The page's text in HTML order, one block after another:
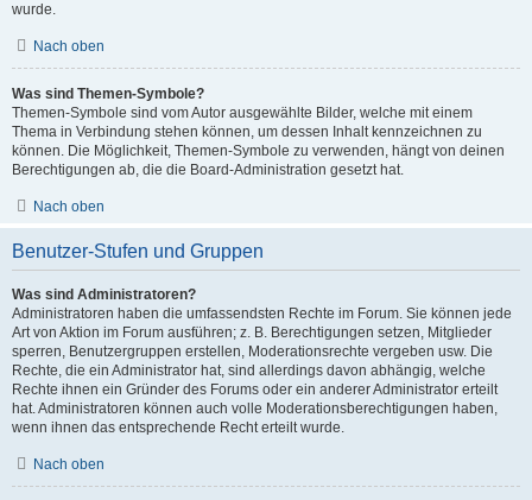
wurde.
Nach oben
Was sind Themen-Symbole?
Themen-Symbole sind vom Autor ausgewählte Bilder, welche mit einem
Thema in Verbindung stehen können, um dessen Inhalt kennzeichnen zu
können. Die Möglichkeit, Themen-Symbole zu verwenden, hängt von deinen
Berechtigungen ab, die die Board-Administration gesetzt hat.
Nach oben
Benutzer-Stufen und Gruppen
Was sind Administratoren?
Administratoren haben die umfassendsten Rechte im Forum. Sie können jede
Art von Aktion im Forum ausführen; z. B. Berechtigungen setzen, Mitglieder
sperren, Benutzergruppen erstellen, Moderationsrechte vergeben usw. Die
Rechte, die ein Administrator hat, sind allerdings davon abhängig, welche
Rechte ihnen ein Gründer des Forums oder ein anderer Administrator erteilt
hat. Administratoren können auch volle Moderationsberechtigungen haben,
wenn ihnen das entsprechende Recht erteilt wurde.
Nach oben